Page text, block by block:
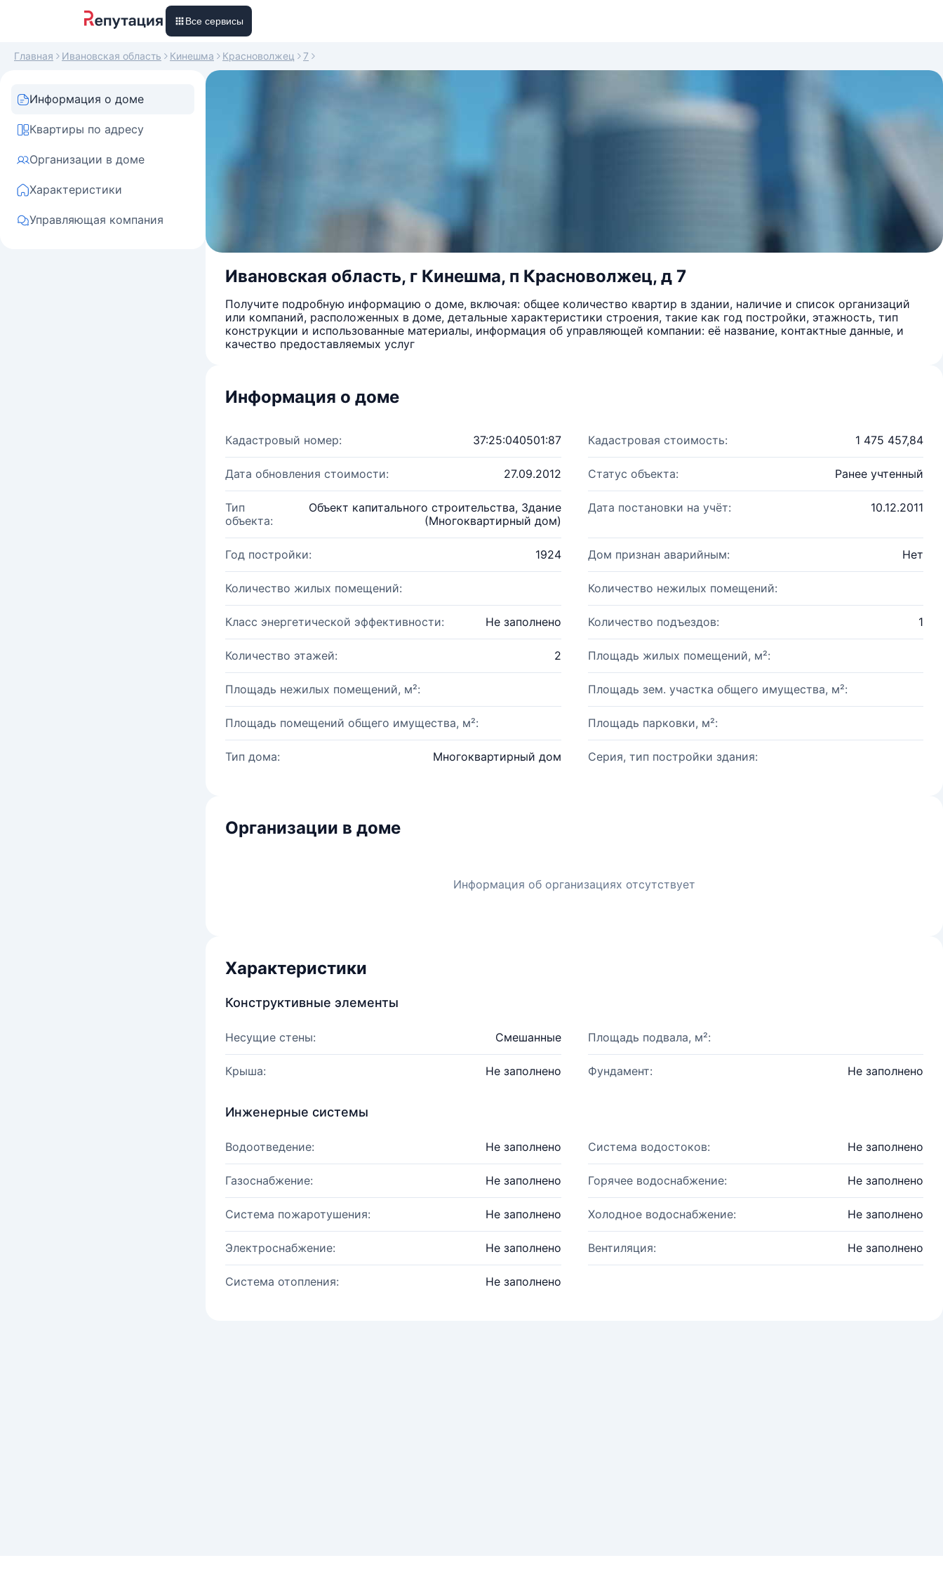
Все сервисы
Главная Ивановская область Кинешма Красноволжец 7
Информация о доме
Квартиры по адресу
Организации в доме
Характеристики
Управляющая компания
Ивановская область, г Кинешма, п Красноволжец, д 7
Получите подробную информацию о доме, включая: общее количество квартир в здании, наличие и список организаций
или компаний, расположенных в доме, детальные характеристики строения, такие как год постройки, этажность, тип
конструкции и использованные материалы, информация об управляющей компании: её название, контактные данные, и
качество предоставляемых услуг
Информация о доме
Кадастровый номер: 37:25:040501:87 Кадастровая стоимость: 1 475 457,84
Дата обновления стоимости: 27.09.2012 Статус объекта: Ранее учтенный
Тип
объекта:
Объект капитального строительства, Здание
(Многоквартирный дом)
Дата постановки на учёт: 10.12.2011
Год постройки: 1924 Дом признан аварийным: Нет
Количество жилых помещений: Количество нежилых помещений:
Класс энергетической эффективности: Не заполнено Количество подъездов: 1
Количество этажей: 2 Площадь жилых помещений, м²:
Площадь нежилых помещений, м²: Площадь зем. участка общего имущества, м²:
Площадь помещений общего имущества, м²: Площадь парковки, м²:
Тип дома: Многоквартирный дом Серия, тип постройки здания:
Организации в доме
Информация об организациях отсутствует
Характеристики
Конструктивные элементы
Несущие стены: Смешанные Площадь подвала, м²:
Крыша: Не заполнено Фундамент: Не заполнено
Инженерные системы
Водоотведение: Не заполнено Система водостоков: Не заполнено
Газоснабжение: Не заполнено Горячее водоснабжение: Не заполнено
Система пожаротушения: Не заполнено Холодное водоснабжение: Не заполнено
Электроснабжение: Не заполнено Вентиляция: Не заполнено
Система отопления: Не заполнено